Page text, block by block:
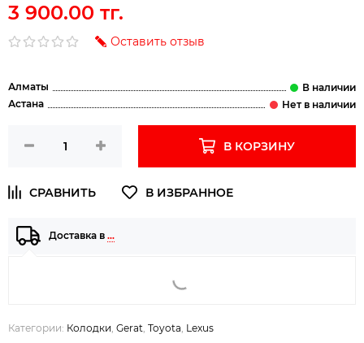
3 900.00 тг.
Оставить отзыв
Алматы
Астана
В КОРЗИНУ
Доставка в …
Категории: Колодки Gerat Toyota Lexus